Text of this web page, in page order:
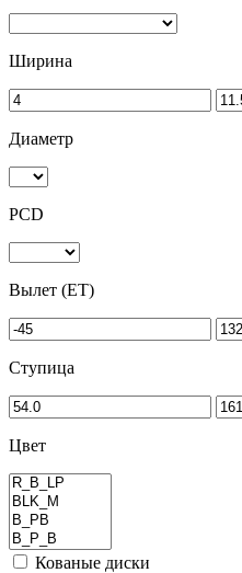
Ширина
Диаметр
PCD
Вылет (ET)
Ступица
Цвет
Кованые диски